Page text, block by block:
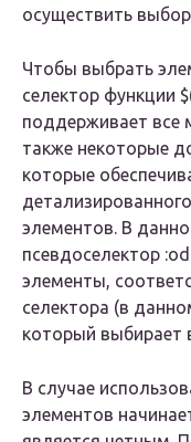
осуществить
Чтобы выбрать
селектор функции
поддерживает все
также некоторые
которые
элементов. В
псевдоселектор
элементы,
селектора (в
который выбирает
В случае
элементов